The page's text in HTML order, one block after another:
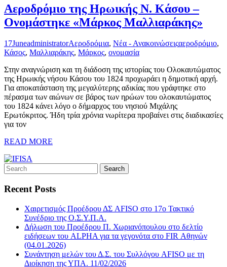
Αεροδρόμιο της Ηρωικής Ν. Κάσου –
Ονομάστηκε «Μάρκος Μαλλιαράκης»
17JuneadministratorΑεροδρόμια, Νέα - Ανακοινώσειςαεροδρόμιο,
Κάσος, Μαλλιαράκης, Μάρκος, ονομασία
Στην αναγνώριση και τη διάδοση της ιστορίας του Ολοκαυτώματος
της Ηρωικής νήσου Κάσου του 1824 προχωράει η δημοτική αρχή.
Για αποκατάσταση της μεγαλύτερης αδικίας που γράφτηκε στο
πέρασμα των αιώνων σε βάρος των ηρώων του ολοκαυτώματος
του 1824 κάνει λόγο ο δήμαρχος του νησιού Μιχάλης
Ερωτόκριτος. Ήδη τρία χρόνια νωρίτερα προβαίνει στις διαδικασίες
για τον
READ MORE
Recent Posts
Χαιρετισμός Προέδρου ΔΣ AFISO στο 17ο Τακτικό
Συνέδριο της Ο.Σ.Υ.Π.Α.
Δήλωση του Προέδρου Π. Χωριανόπουλου στο δελτίο
ειδήσεων του ALPHA για τα γεγονότα στο FIR Αθηνών
(04.01.2026)
Συνάντηση μελών του Δ.Σ. του Συλλόγου AFISO με τη
Διοίκηση της ΥΠΑ. 11/02/2026